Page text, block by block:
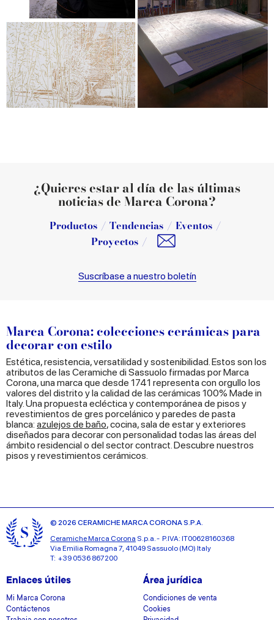
¿Quieres estar al día de las últimas
noticias de Marca Corona?
Productos Tendencias
Eventos
Proyectos
Suscríbase a nuestro boletín
Marca Corona: colecciones cerámicas para
decorar con estilo
Estética, resistencia, versatilidad y sostenibilidad. Estos son los
atributos de las Ceramiche di Sassuolo firmadas por Marca
Corona, una marca que desde 1741 representa con orgullo los
valores del distrito y la calidad de las cerámicas 100% Made in
Italy. Una propuesta ecléctica y contemporánea de pisos y
revestimientos de gres porcelánico y paredes de pasta
blanca: azulejos de baño, cocina, sala de estar y exteriores
diseñados para decorar con personalidad todas las áreas del
ámbito residencial o del sector contract. Descubre nuestros
pisos y revestimientos cerámicos.
© 2026 CERAMICHE MARCA CORONA S.P.A.
Ceramiche Marca Corona S.p.a. - P.IVA: IT00628160368
Via Emilia Romagna 7, 41049 Sassuolo (MO) Italy
T: +39 0536 867200
Enlaces útiles
Mi Marca Corona
Contáctenos
Área jurídica
Condiciones de venta
Cookies